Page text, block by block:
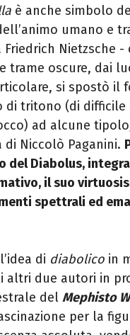
è anche simbolo
umano e
Nietzsche
trame oscure, dai
si spostò il
di tritono (di
ad alcune
Niccolò Paganini.
del Diabolus,
il suo
spettrali ed
di diabolico in
altri due autori in
del Mephisto
per la